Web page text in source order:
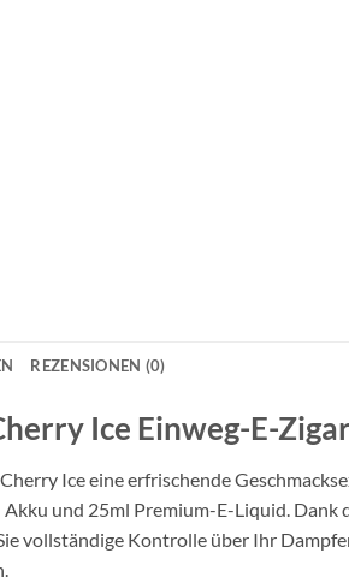
REZENSIONEN (0)
Ice Einweg-E-
Ice eine erfrischende
und 25ml Premium-E-Liquid.
vollständige Kontrolle über Ihr